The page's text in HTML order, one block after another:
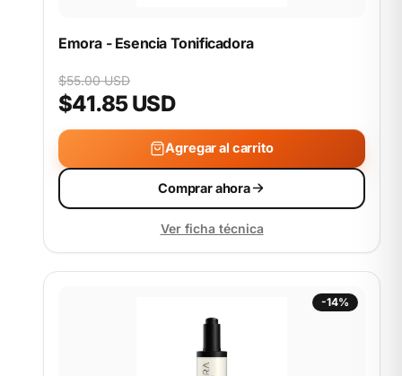
Emora - Esencia Tonificadora
$55.00 USD
$41.85 USD
Agregar al carrito
Comprar ahora
Ver ficha técnica
-14%